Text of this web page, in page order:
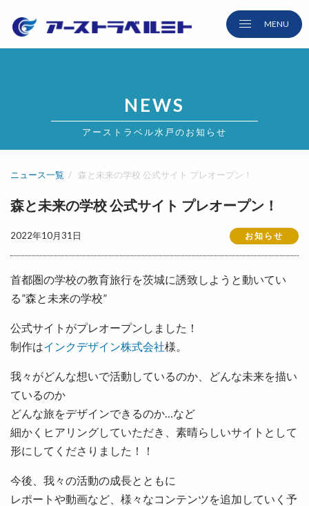
NEWS
アーストラベル水戸のお知らせ
ニュース一覧 森と未来の学校 公式サイト プレオープン！
森と未来の学校 公式サイト プレオープン！
2022年10月31日 お知らせ
首都圏の学校の教育旅行を茨城に誘致しようと動いてい
る”森と未来の学校”
公式サイトがプレオープンしました！
制作はインクデザイン株式会社様。
我々がどんな想いで活動しているのか、どんな未来を描い
ているのか
どんな旅をデザインできるのか…など
細かくヒアリングしていただき、素晴らしいサイトとして
形にしてくださりました！！
今後、我々の活動の成長とともに
レポートや動画など、様々なコンテンツを追加していく予